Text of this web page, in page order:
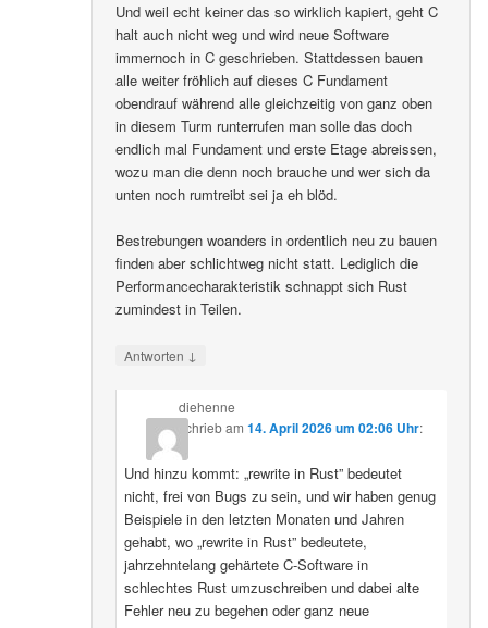
Und weil echt keiner das so wirklich kapiert, geht C
halt auch nicht weg und wird neue Software
immernoch in C geschrieben. Stattdessen bauen
alle weiter fröhlich auf dieses C Fundament
obendrauf während alle gleichzeitig von ganz oben
in diesem Turm runterrufen man solle das doch
endlich mal Fundament und erste Etage abreissen,
wozu man die denn noch brauche und wer sich da
unten noch rumtreibt sei ja eh blöd.
Bestrebungen woanders in ordentlich neu zu bauen
finden aber schlichtweg nicht statt. Lediglich die
Performancecharakteristik schnappt sich Rust
zumindest in Teilen.
Antworten ↓
diehenne
schriebam 14. April 2026 um 02:06 Uhr:
Und hinzu kommt: „rewrite in Rust” bedeutet
nicht, frei von Bugs zu sein, und wir haben genug
Beispiele in den letzten Monaten und Jahren
gehabt, wo „rewrite in Rust” bedeutete,
jahrzehntelang gehärtete C-Software in
schlechtes Rust umzuschreiben und dabei alte
Fehler neu zu begehen oder ganz neue